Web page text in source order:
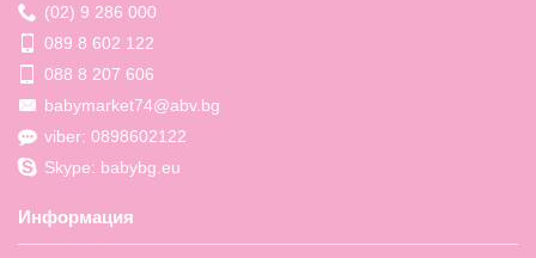
(02) 9 286 000
089 8 602 122
088 8 207 606
babymarket74@abv.bg
viber: 0898602122
Skype: babybg.eu
Информация